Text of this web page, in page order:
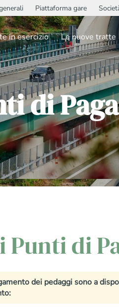
Piattaforma gare
in esercizio Le nuove tratte
di
di
dei pedaggi sono a